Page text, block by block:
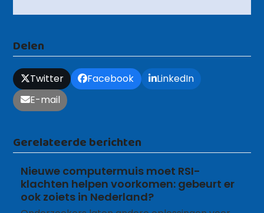
Delen
Twitter Facebook
LinkedIn
E-mail
Gerelateerde berichten
Nieuwe computermuis moet RSI-
klachten helpen voorkomen: gebeurt er
ook zoiets in Nederland?